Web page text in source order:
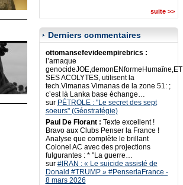
suite >>
Derniers commentaires
ottomansefevideempirebrics :
l’arnaque
genocideJOE,demonENformeHumaîne,ET
SES ACOLYTES, utilisent la
tech.Vimanas Vimanas de la zone 51: ;
c’est là Lanka base échange…
sur PÉTROLE : "Le secret des sept
soeurs" (Géostratégie)
Paul De Florant : Texte excellent !
Bravo aux Clubs Penser la France !
Analyse que complète le brillant
Colonel AC avec des projections
fulgurantes : * "La guerre…
sur #IRAN : « Le suicide assisté de
Donald #TRUMP » #PenserlaFrance -
8 mars 2026